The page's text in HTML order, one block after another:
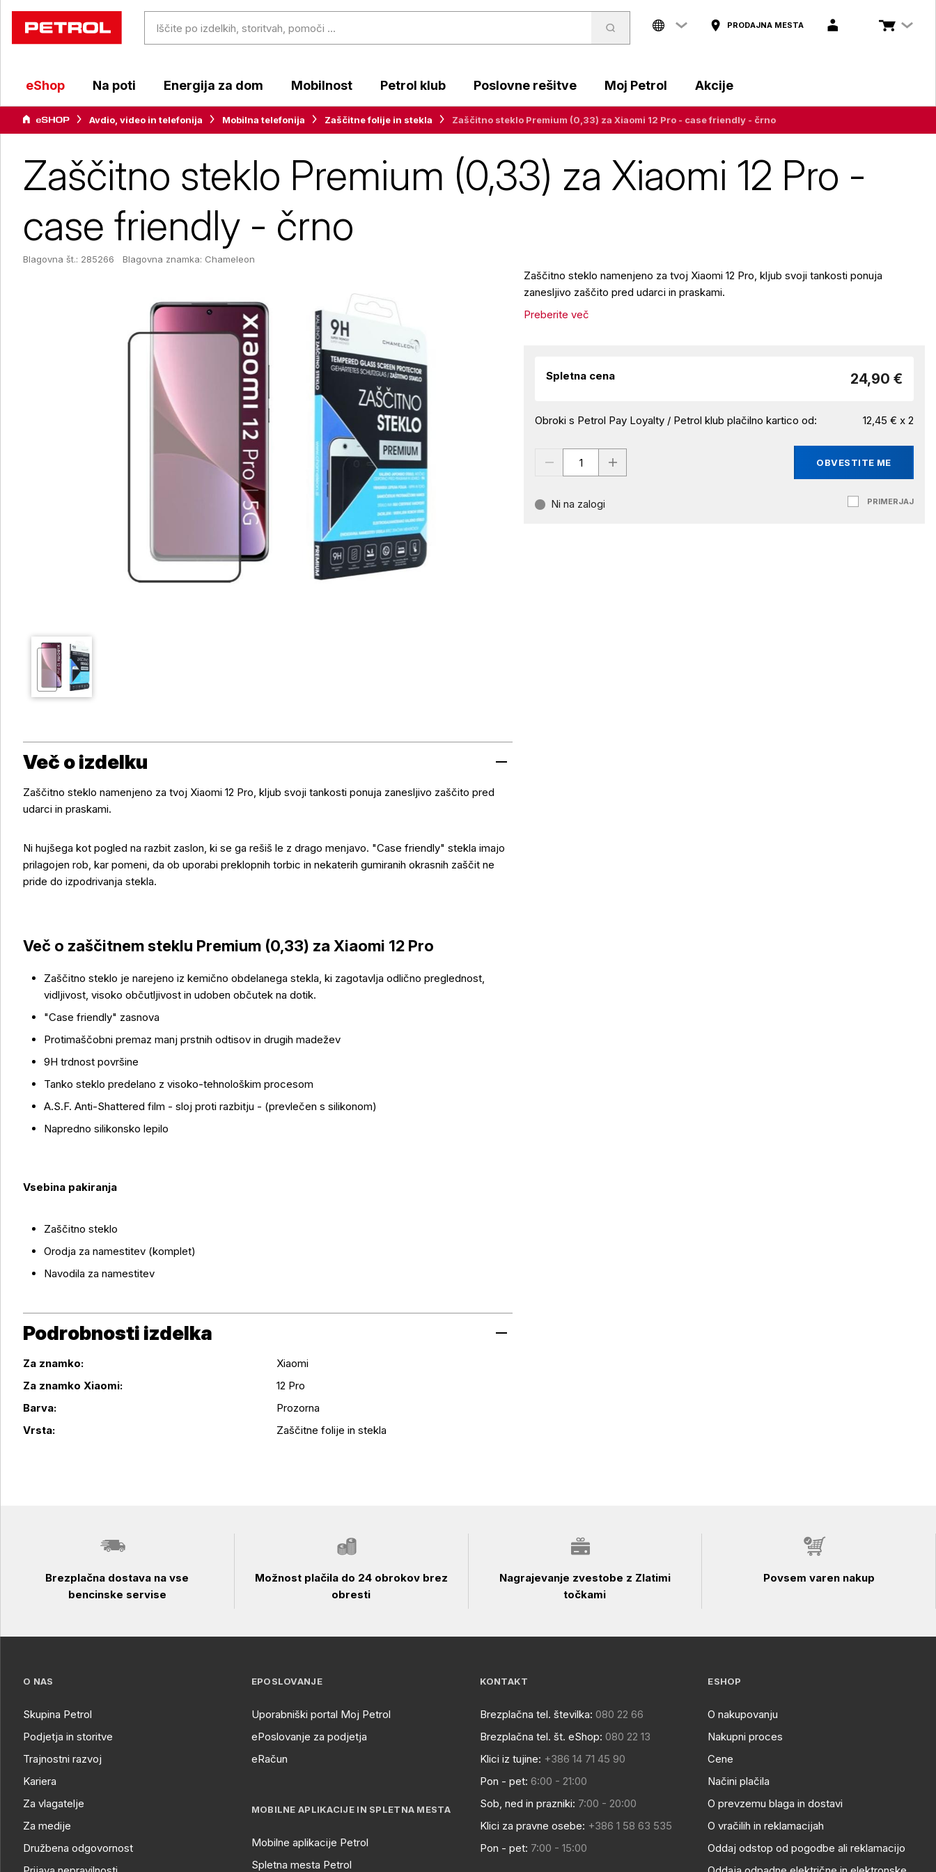
PRODAJNA MESTA
eShop Na poti Energija za dom Mobilnost Petrol klub Poslovne rešitve Moj Petrol Akcije
Avdio, video in telefonija Mobilna telefonija Zaščitne folije in stekla Zaščitno steklo Premium (0,33) za Xiaomi 12 Pro - case friendly - črno
Zaščitno steklo Premium (0,33) za Xiaomi 12 Pro -
case friendly - črno
Blagovna št.: 285266 Blagovna znamka: Chameleon
Zaščitno steklo namenjeno za tvoj Xiaomi 12 Pro, kljub svoji tankosti ponuja
zanesljivo zaščito pred udarci in praskami.
Preberite več
Spletna cena 24,90 €
Obroki s Petrol Pay Loyalty / Petrol klub plačilno kartico od: 12,45 € x 2
OBVESTITE ME
Ni na zalogi PRIMERJAJ
Več o izdelku
Več o izdelku
Zaščitno steklo namenjeno za tvoj Xiaomi 12 Pro, kljub svoji tankosti ponuja zanesljivo zaščito pred
udarci in praskami.
Ni hujšega kot pogled na razbit zaslon, ki se ga rešiš le z drago menjavo. "Case friendly" stekla imajo
prilagojen rob, kar pomeni, da ob uporabi preklopnih torbic in nekaterih gumiranih okrasnih zaščit ne
pride do izpodrivanja stekla.
Več o zaščitnem steklu Premium (0,33) za Xiaomi 12 Pro
Zaščitno steklo je narejeno iz kemično obdelanega stekla, ki zagotavlja odlično preglednost,
vidljivost, visoko občutljivost in udoben občutek na dotik.
"Case friendly" zasnova
Protimaščobni premaz manj prstnih odtisov in drugih madežev
9H trdnost površine
Tanko steklo predelano z visoko-tehnološkim procesom
A.S.F. Anti-Shattered film - sloj proti razbitju - (prevlečen s silikonom)
Napredno silikonsko lepilo
Vsebina pakiranja
Zaščitno steklo
Orodja za namestitev (komplet)
Navodila za namestitev
Podrobnosti izdelka
Podrobnosti izdelka
Za znamko:
Xiaomi
Za znamko Xiaomi:
12 Pro
Barva:
Prozorna
Vrsta:
Zaščitne folije in stekla
Brezplačna dostava na vse
bencinske servise
Možnost plačila do 24 obrokov brez
obresti
Nagrajevanje zvestobe z Zlatimi
točkami
Povsem varen nakup
O NAS
Skupina Petrol
Podjetja in storitve
Trajnostni razvoj
Kariera
Za vlagatelje
Za medije
Družbena odgovornost
EPOSLOVANJE
Uporabniški portal Moj Petrol
ePoslovanje za podjetja
eRačun
MOBILNE APLIKACIJE IN SPLETNA MESTA
Mobilne aplikacije Petrol
Spletna mesta Petrol
KONTAKT
Brezplačna tel. številka: 080 22 66
Brezplačna tel. št. eShop: 080 22 13
Klici iz tujine: +386 14 71 45 90
Pon - pet: 6:00 - 21:00
Sob, ned in prazniki: 7:00 - 20:00
Klici za pravne osebe: +386 1 58 63 535
Pon - pet: 7:00 - 15:00
ESHOP
O nakupovanju
Nakupni proces
Cene
Načini plačila
O prevzemu blaga in dostavi
O vračilih in reklamacijah
Oddaj odstop od pogodbe ali reklamacijo